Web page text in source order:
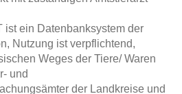
ist ein Datenbanksystem der
Nutzung ist verpflichtend,
Weges der Tiere/ Waren
und
der Landkreise und